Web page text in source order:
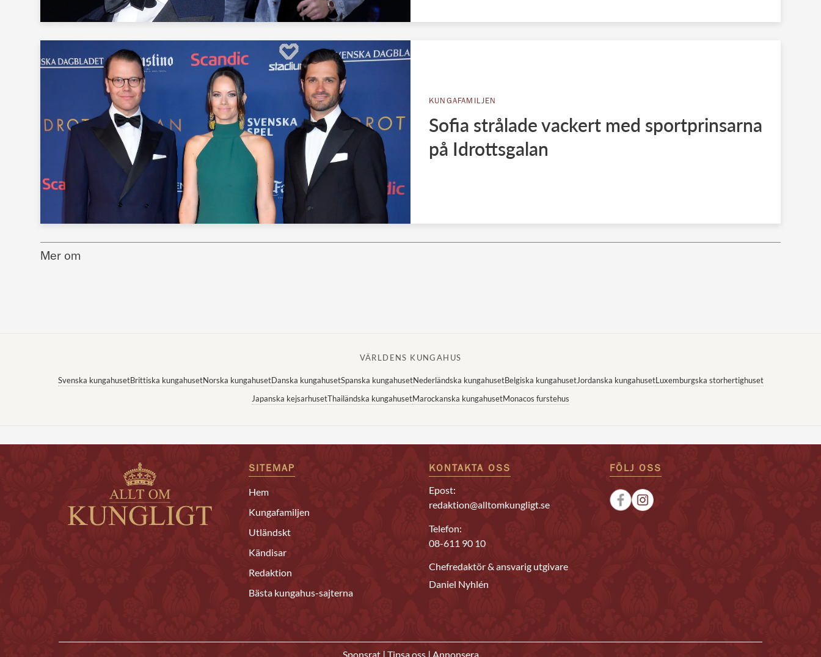
KUNGAFAMILJEN
Sofia strålade vackert med sportprinsarna
på Idrottsgalan
Mer om
VÄRLDENS KUNGAHUS
Svenska kungahusetBrittiska kungahusetNorska kungahusetDanska kungahusetSpanska kungahusetNederländska kungahusetBelgiska kungahusetJordanska kungahusetLuxemburgska storhertighuset
Japanska kejsarhusetThailändska kungahusetMarockanska kungahusetMonacos furstehus
SITEMAP
Hem
Kungafamiljen
Utländskt
Kändisar
Redaktion
Bästa kungahus-sajterna
KONTAKTA OSS
Epost:
redaktion@alltomkungligt.se
Telefon:
08-611 90 10
Chefredaktör & ansvarig utgivare
Daniel Nyhlén
FÖLJ OSS
Sponsrat Tipsa oss Annonsera